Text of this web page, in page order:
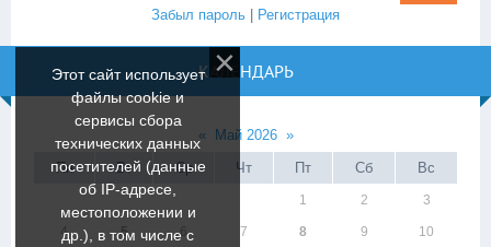
Забыл пароль
Регистрация
КАЛЕНДАРЬ
« Май 2026 »
Пн
Вт Ср Чт Пт Сб Вс
1 2 3
4 5 6 7 8 9 10
Этот сайт использует
файлы cookie и
сервисы сбора
технических данных
посетителей (данные
об IP-адресе,
местоположении и
др.), в том числе с